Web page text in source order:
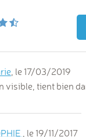
, le 17/03/2019
visible, tient bien
, le 19/11/2017